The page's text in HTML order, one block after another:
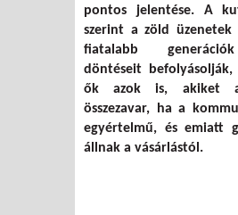
pontos jelentése. A
szerint a zöld üzenetek
fiatalabb
döntéseit
ők azok is, akiket a
összezavar, ha a
egyértelmű, és emiatt
állnak a vásárlástól.